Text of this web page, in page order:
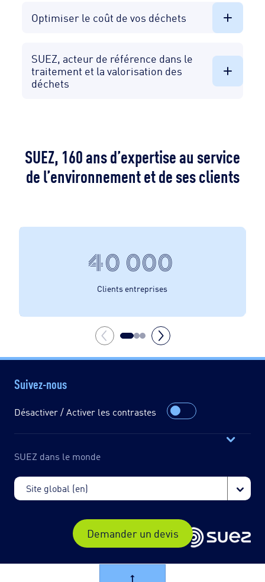
Optimiser le coût de vos déchets​
SUEZ, acteur de référence dans le
traitement et la valorisation des
déchets
SUEZ, 160 ans d’expertise au service
de l’environnement et de ses clients​
40 000
Clients entreprises
Suivez-nous
Désactiver / Activer les contrastes
SUEZ dans le monde
Demander un devis